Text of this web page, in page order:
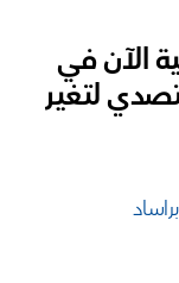
الآن في
لتغير